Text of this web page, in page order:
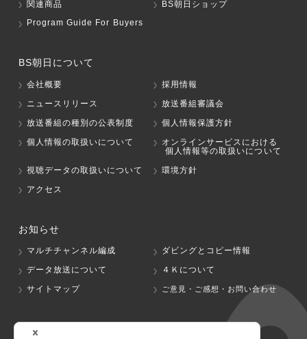
関連商品
BS朝日ショップ
Program Guide For Buyers
BS朝日について
会社概要
採用情報
ニュースリリース
放送番組審議会
放送番組の種別の公表制度
個人情報保護方針
個人情報の取扱いについて
オンラインサービスにおける
個人情報等の取扱いについて
視聴データの取扱いについて
環境方針
アクセス
お知らせ
マルチチャンネル編成
ダビングとコピー情報
データ放送について
４Ｋについて
サイトマップ
ご意見・ご感想・お問い合わせ
グループ会社